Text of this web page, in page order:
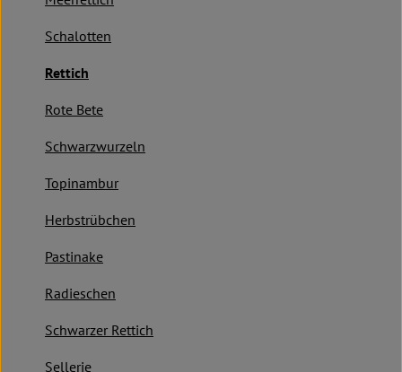
Kochen & Backen
Süß & Pikant
Getränke
Einkaufen
Über uns
Schalotten
Rettich
Rote Bete
Schwarzwurzeln
Topinambur
Herbstrübchen
Pastinake
Radieschen
Schwarzer Rettich
Sellerie